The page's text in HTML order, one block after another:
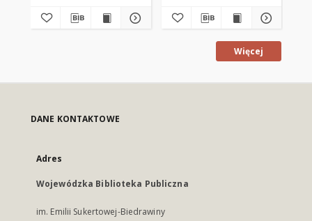
Więcej
DANE KONTAKTOWE
Adres
Wojewódzka Biblioteka Publiczna
im. Emilii Sukertowej-Biedrawiny